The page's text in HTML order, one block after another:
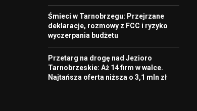
Śmieci w Tarnobrzegu: Przejrzane
deklaracje, rozmowy z FCC i ryzyko
wyczerpania budżetu
Przetarg na drogę nad Jezioro
Tarnobrzeskie: Aż 14 firm w walce.
Najtańsza oferta niższa o 3,1 mln zł